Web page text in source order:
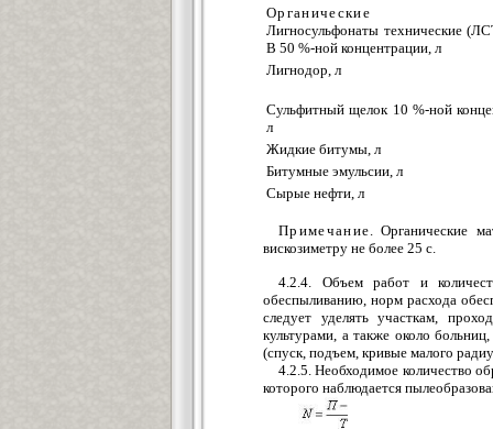
Органические
Лигносульфонаты технические
В 50 %-ной концентрации, л
Лигнодор, л
Сульфитный щелок 10 %-ной
л
Жидкие битумы, л
Битумные эмульсии, л
Сырые нефти, л
Примечание . Органические
вискозиметру не более 25 с.
4.2.4. Объем работ и
обеспыливанию, норм расхода
следует уделять участкам,
культурами, а также около
(спуск, подъем, кривые малого
4.2.5. Необходимое количество
которого наблюдается